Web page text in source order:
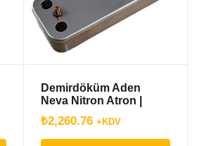
Demirdöküm Aden
Neva Nitron Atron |
Nitromix Plaka Eşanjör
₺2,260.76 +KDV